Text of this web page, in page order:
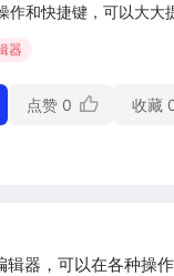
作和快捷键，可以大大
器
点赞 0 收藏
辑器，可以在各种操